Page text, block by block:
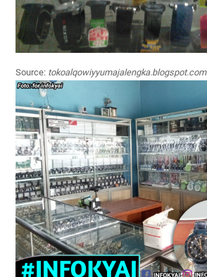
Source: tokoalqowiyyumajalengka.blogspot.com